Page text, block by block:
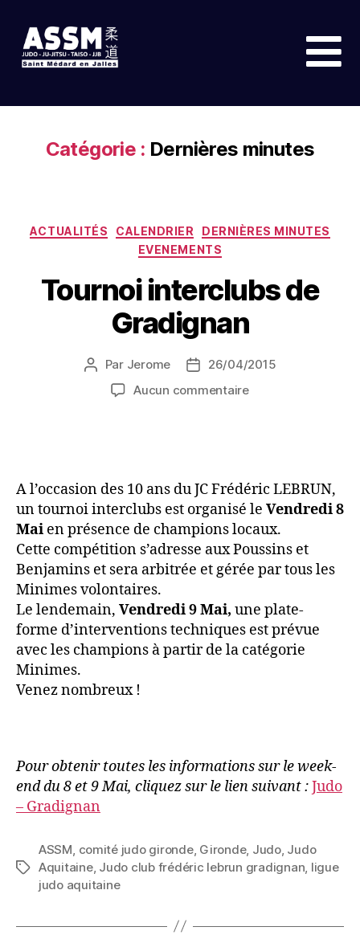
Catégorie : Dernières minutes
ACTUALITÉS CALENDRIER
DERNIÈRES MINUTES
EVENEMENTS
Tournoi interclubs de
Gradignan
Par Jerome
26/04/2015
Aucun commentaire
A l’occasion des 10 ans du JC Frédéric LEBRUN,
un tournoi interclubs est organisé le Vendredi 8
Mai en présence de champions locaux.
Cette compétition s’adresse aux Poussins et
Benjamins et sera arbitrée et gérée par tous les
Minimes volontaires.
Le lendemain, Vendredi 9 Mai, une plate-
forme d’interventions techniques est prévue
avec les champions à partir de la catégorie
Minimes.
Venez nombreux !
Pour obtenir toutes les informations sur le week-
end du 8 et 9 Mai, cliquez sur le lien suivant :Judo
– Gradignan
ASSM, comité judo gironde, Gironde, Judo, Judo
Aquitaine, Judo club frédéric lebrun gradignan, ligue
judo aquitaine